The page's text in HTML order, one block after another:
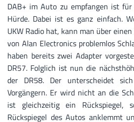
DAB+ im Auto zu empfangen ist
Hürde. Dabei ist es ganz einfach.
UKW Radio hat, kann man über
von Alan Electronics problemlos
haben bereits zwei Adapter
DR57. Folglich ist nun die
der DR58. Der unterscheidet
Vorgängern. Er wird nicht an die
ist gleichzeitig ein
Rückspiegel des Autos anklemmt